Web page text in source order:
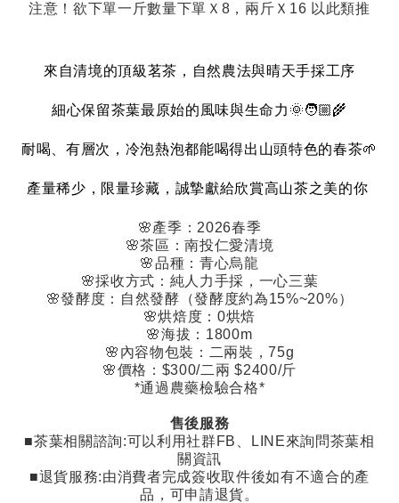
注意！欲下單一斤數量下單Ｘ8，兩斤Ｘ16 以此類推
來自清境的頂級茗茶，自然農法與晴天手採工序
細心保留茶葉最原始的風味與生命力 🌞🧑🏼‍🌾
耐喝、有層次，冷泡熱泡都能喝得出山頭特色的春茶🌱
產量稀少，限量珍藏，誠摯獻給欣賞高山茶之美的你
🌸產季： 2026春季
🌸茶區：南投仁愛清境
🌸品種：青心烏龍
🌸採收方式：純人力手採，一心三葉
🌸發酵度：自然發酵（發酵度約為15%~20%）
🌸烘焙度：0烘焙
🌸海拔： 1800m
🌸 內容物包裝：二兩裝，75g
🌸價格： $300/二兩 $2400/斤
*通過農藥檢驗合格*
售後服務
■茶葉相關諮詢:可以利用社群FB LINE來詢問茶葉相
關資訊
■退貨服務:由消費者完成簽收取件後如有不適合的產
品，可申請退貨。